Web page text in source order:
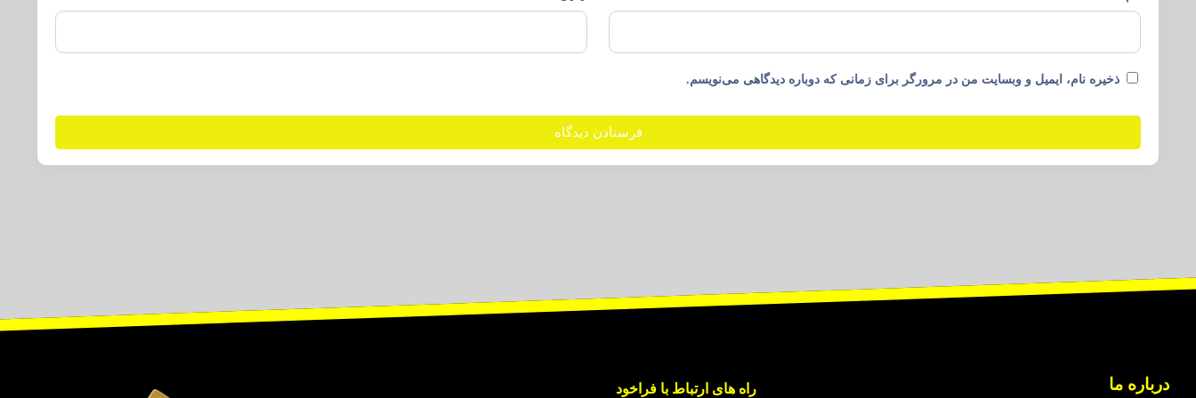
ذخیره نام، ایمیل و وبسایت من در مرورگر برای زمانی که دوباره دیدگاهی می‌نویسم.
درباره ما راه های ارتباط با فراخود